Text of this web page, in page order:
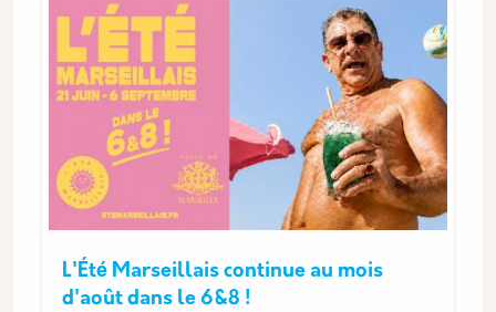
L'Été Marseillais continue au mois
d'août dans le 6&8 !